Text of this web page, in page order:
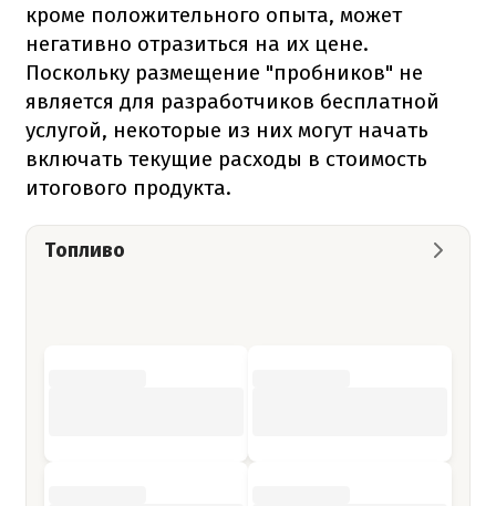
кроме положительного опыта, может
негативно отразиться на их цене.
Поскольку размещение "пробников" не
является для разработчиков бесплатной
услугой, некоторые из них могут начать
включать текущие расходы в стоимость
итогового продукта.
Топливо